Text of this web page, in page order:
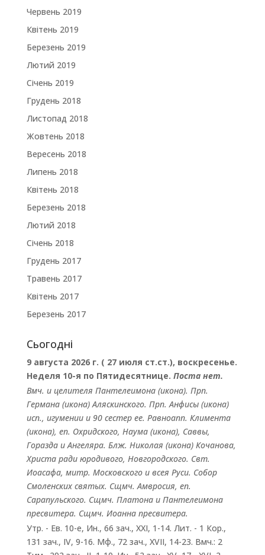
Червень 2019
Квітень 2019
Березень 2019
Лютий 2019
Січень 2019
Грудень 2018
Листопад 2018
Жовтень 2018
Вересень 2018
Липень 2018
Квітень 2018
Березень 2018
Лютий 2018
Січень 2018
Грудень 2017
Травень 2017
Квітень 2017
Березень 2017
Сьогодні
9 августа 2026 г. ( 27 июля ст.ст.), воскресенье.
Неделя 10-я по Пятидесятнице. Поста нет.
Вмч. и целителя Пантелеимона(икона). Прп.
Германа(икона) Аляскинского. Прп.Анфисы(икона)
исп., игумении и 90 сестер ее. Равноапп. Климента
(икона), еп. Охридского, Наума(икона), Саввы,
ГораздаиАнгеляра. Блж. Николая (икона) Кочанова,
Христа ради юродивого, Новгородского. Свт.
Иоасафа, митр. Московского и всея Руси. Собор
Смоленских святых. Сщмч.Амвросия, еп.
Сарапульского. Сщмч. Платонаи Пантелеимона
пресвитера. Сщмч. Иоаннапресвитера.
Утр. - Ев. 10-е, Ин., 66 зач., XXI, 1-14. Лит. - 1 Кор.,
131 зач., IV, 9-16. Мф., 72 зач., XVII, 14-23. Вмч.: 2